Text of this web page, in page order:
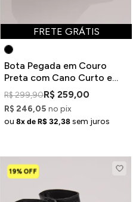
FRETE GRÁTIS
Bota Pegada em Couro
Preta com Cano Curto e
Bico Fino
R$ 299,90R$ 259,00
R$ 246,05 no pix
ou 8x de R$ 32,38 sem juros
19% OFF